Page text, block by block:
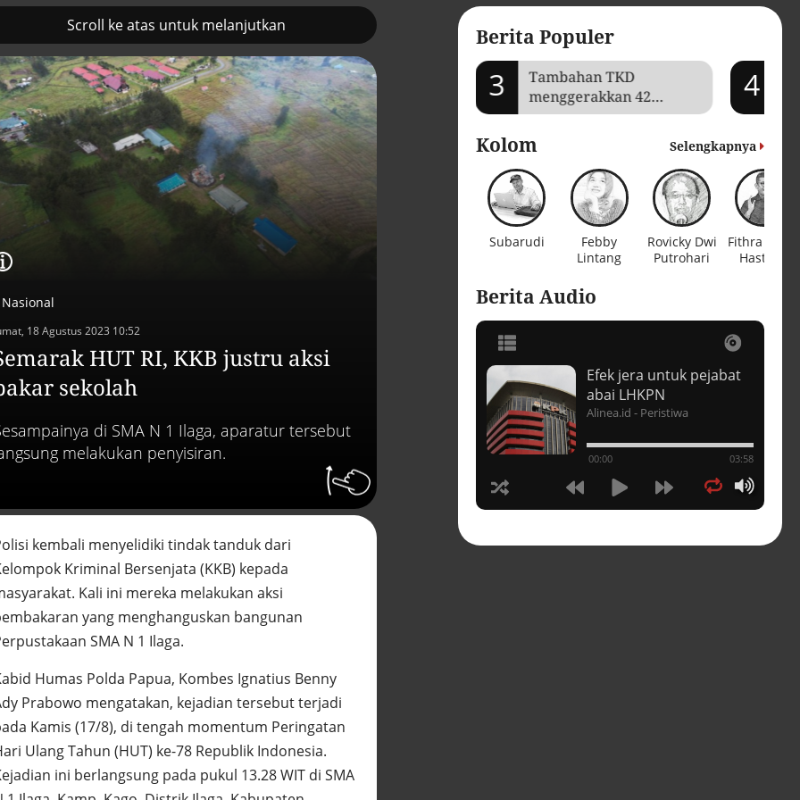
Scroll ke atas untuk melanjutkan
Nasional
18 Agustus 2023 10:52
HUT RI, KKB justru aksi
sekolah
di SMA N 1 Ilaga, aparatur tersebut
melakukan penyisiran.
kembali menyelidiki tindak tanduk dari
Kriminal Bersenjata (KKB) kepada
Kali ini mereka melakukan aksi
yang menghanguskan bangunan
SMA N 1 Ilaga.
Humas Polda Papua, Kombes Ignatius Benny
Prabowo mengatakan, kejadian tersebut terjadi
Kamis (17/8), di tengah momentum Peringatan
Ulang Tahun (HUT) ke-78 Republik Indonesia.
ini berlangsung pada pukul 13.28 WIT di SMA
Berita Populer
Prancis kerahkan kapal
induk nuklir untuk misi
Selat Hormuz
2
Pemulihan ekonomi Aceh
terus diakselerasi
3
Tambahan TKD
menggerakkan 42
kegiatan di
4
Kolom Selengkapnya
Subarudi
Febby
Lintang
Rovicky Dwi
Putrohari
Fithra Faisal
Hastiadi
Berita Audio
ditemukan di arsip rahasia
Vatikan, ada prediksi tahun
Kiamat
Alinea.id - Peristiwa
Akar persoalan
berulangnya kekerasan
terhadap PMI di Malaysia
Alinea.id - Peristiwa
sertifikat pagar laut
diproses hukum
Alinea.id - Peristiwa
Mungkinkah duet Anies-
Ahok terealisasi di Pilpres
2029?
Alinea.id - Politik
Efek jera untuk pejabat
abai LHKPN
Alinea.id - Peristiwa
00:00 03:58